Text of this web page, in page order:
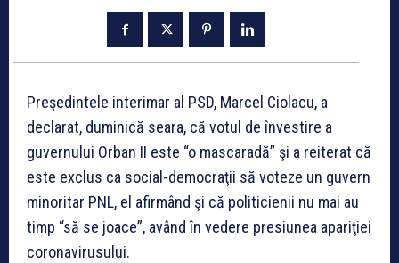
Preşedintele interimar al PSD, Marcel Ciolacu, a
declarat, duminică seara, că votul de învestire a
guvernului Orban II este “o mascaradă” şi a reiterat că
este exclus ca social-democraţii să voteze un guvern
minoritar PNL, el afirmând şi că politicienii nu mai au
timp “să se joace”, având în vedere presiunea apariţiei
coronavirusului.